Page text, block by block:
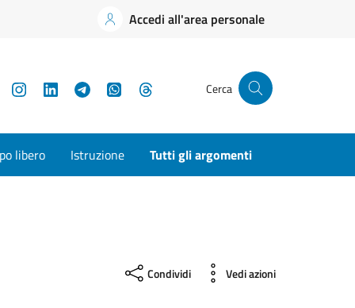
Accedi all'area personale
YouTubeInstagramLinkedInTelegramWhatsApp Cerca
libero Istruzione Tutti gli argomenti
Condividi Vedi azioni